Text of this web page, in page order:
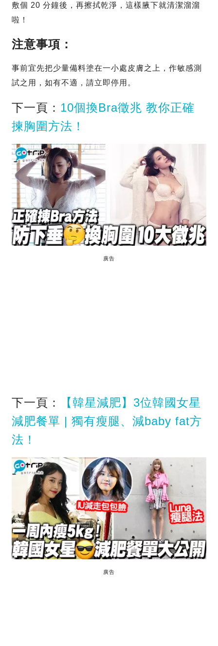
敷個 20 分鐘後，再擦拭乾淨，這樣腋下就清潔溜溜
啦！
注意事項：
事前宜先把少量備料塗在一小處皮膚之上，作敏感測
試之用，如有不適，請立即停用。
下一頁： 10個換Bra徵兆 教你正確
揀胸圍方法！
廣告
下一頁：
【韓星減肥】3位韓國女星
減肥餐單 | 獨有瘦腿、減baby fat方
法！
廣告